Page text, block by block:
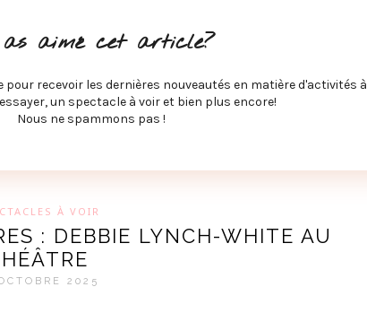
MEVE ET CIE
À VOIR
: DEBBIE LYNCH-WHITE AU
2025
aimé cet article?
recevoir les dernières nouveautés en matière d'activités à
un spectacle à voir et bien plus encore!
Nous ne spammons pas !